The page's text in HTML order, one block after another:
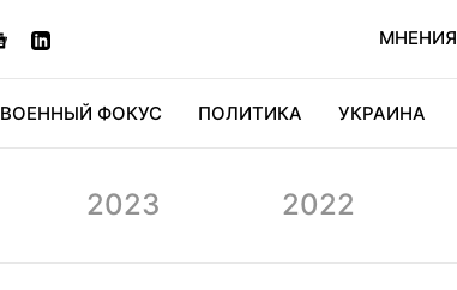
МНЕНИЯ
ВОЕННЫЙ ФОКУС ПОЛИТИКА УКРАИНА
2023 2022